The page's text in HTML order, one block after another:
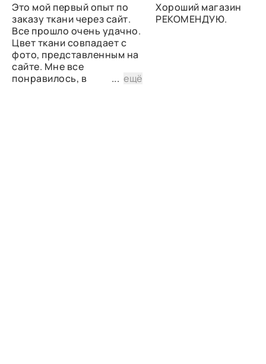
Это мой первый опыт по
заказу ткани через сайт.
Все прошло очень удачно.
Цвет ткани совпадает с
фото, представленным на
сайте. Мне все
понравилось, в
...ещё
Хороший магазин
РЕКОМЕНДУЮ.